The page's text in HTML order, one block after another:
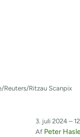
Reuters/Ritzau Scanpix
3. juli 2024 –
Af Peter